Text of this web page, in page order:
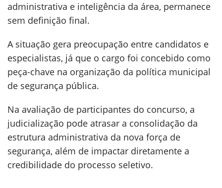
administrativa e inteligência da área, permanece
sem definição final.
A situação gera preocupação entre candidatos e
especialistas, já que o cargo foi concebido como
peça-chave na organização da política municipal
de segurança pública.
Na avaliação de participantes do concurso, a
judicialização pode atrasar a consolidação da
estrutura administrativa da nova força de
segurança, além de impactar diretamente a
credibilidade do processo seletivo.